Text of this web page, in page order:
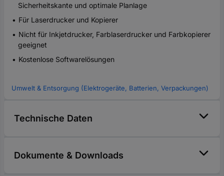
Sicherheitskante und optimale Planlage
Für Laserdrucker und Kopierer
Nicht für Inkjetdrucker, Farblaserdrucker und Farbkopierer
geeignet
Kostenlose Softwarelösungen
Umwelt & Entsorgung (Elektrogeräte, Batterien, Verpackungen)
Technische Daten
Dokumente & Downloads